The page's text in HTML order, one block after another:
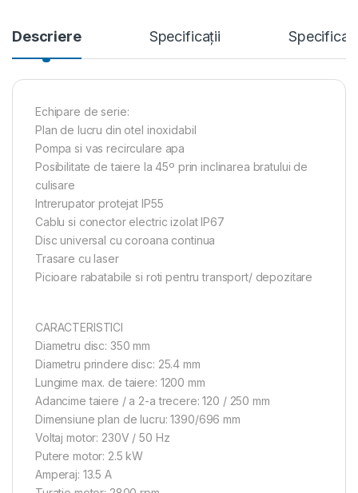
Descriere Specificații
Echipare de serie:
Plan de lucru din otel inoxidabil
Pompa si vas recirculare apa
Posibilitate de taiere la 45º prin inclinarea bratului de
culisare
Intrerupator protejat IP55
Cablu si conector electric izolat IP67
Disc universal cu coroana continua
Trasare cu laser
Picioare rabatabile si roti pentru transport/ depozitare
CARACTERISTICI
Diametru disc: 350 mm
Diametru prindere disc: 25.4 mm
Lungime max. de taiere: 1200 mm
Adancime taiere / a 2-a trecere: 120 / 250 mm
Dimensiune plan de lucru: 1390/696 mm
Voltaj motor: 230V / 50 Hz
Putere motor: 2.5 kW
Amperaj: 13.5 A